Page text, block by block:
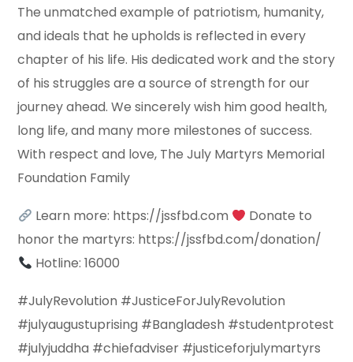
The unmatched example of patriotism, humanity,
and ideals that he upholds is reflected in every
chapter of his life. His dedicated work and the story
of his struggles are a source of strength for our
journey ahead. We sincerely wish him good health,
long life, and many more milestones of success.
With respect and love, The July Martyrs Memorial
Foundation Family
Learn more: https://jssfbd.com
Donate to
honor the martyrs: https://jssfbd.com/donation/
Hotline: 16000
#JulyRevolution #JusticeForJulyRevolution
#julyaugustuprising #Bangladesh #studentprotest
#julyjuddha #chiefadviser #justiceforjulymartyrs